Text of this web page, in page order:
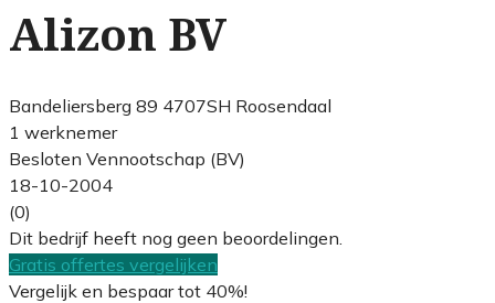
Alizon BV
Bandeliersberg 89 4707SH Roosendaal
1 werknemer
Besloten Vennootschap (BV)
18-10-2004
(0)
Dit bedrijf heeft nog geen beoordelingen.
Gratis offertes vergelijken
Vergelijk en bespaar tot 40%!